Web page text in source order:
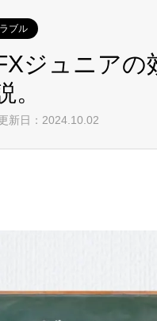
ブル
ジュニアの
。
新日：2024.10.02